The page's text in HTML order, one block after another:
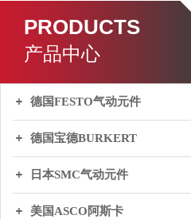
PRODUCTS
产品中心
德国FESTO气动元件
德国宝德BURKERT
日本SMC气动元件
美国ASCO阿斯卡